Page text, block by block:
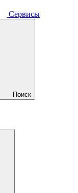
Сервисы
Поиск